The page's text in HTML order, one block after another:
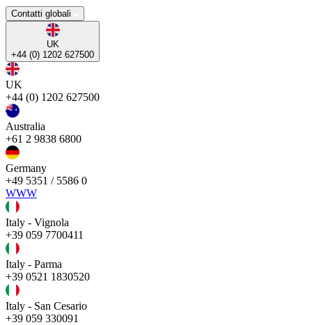
Contatti globali
UK
+44 (0) 1202 627500
UK
+44 (0) 1202 627500
Australia
+61 2 9838 6800
Germany
+49 5351 / 5586 0
WWW
Italy - Vignola
+39 059 7700411
Italy - Parma
+39 0521 1830520
Italy - San Cesario
+39 059 330091